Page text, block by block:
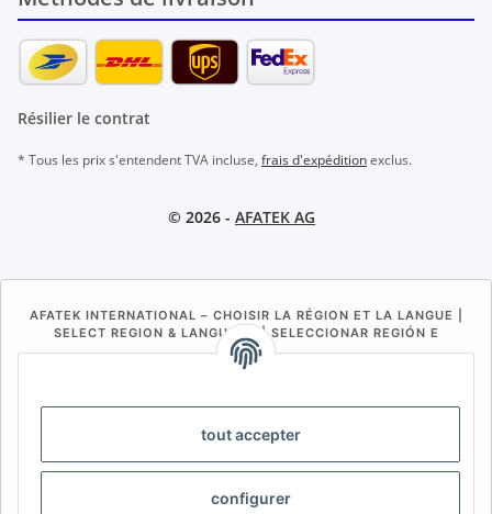
tout accepter
configurer
Résilier le contrat
* Tous les prix s'entendent TVA incluse, frais d'expéditionexclus.
© 2026 - AFATEK AG
AFATEK INTERNATIONAL – CHOISIR LA RÉGION ET LA LANGUE |
SELECT REGION & LANGUAGE | SELECCIONAR REGIÓN E
IDIOMA
BE (NL) BE (FR)
FR IT ES DK PL
USA